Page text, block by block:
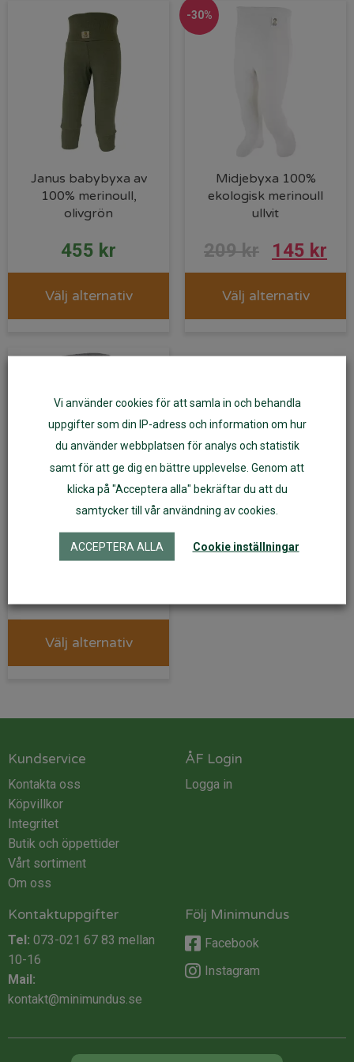
Janus babybyxa av
100% merinoull,
olivgrön
455 kr
Välj alternativ
-30%
Midjebyxa 100%
ekologisk merinoull
ullvit
209kr 145 kr
Välj alternativ
ekologisk merinoull
grå
Välj alternativ
Kundservice
Kontakta oss
Köpvillkor
Integritet
Butik och öppettider
Vårt sortiment
Om oss
ÅF Login
Logga in
Kontaktuppgifter
Tel: 073-021 67 83 mellan
10-16
Mail:
kontakt@minimundus.se
Följ Minimundus
Facebook
Instagram
Vi använder cookies för att samla in och behandla
uppgifter som din IP-adress och information om hur
du använder webbplatsen för analys och statistik
samt för att ge dig en bättre upplevelse. Genom att
klicka på "Acceptera alla" bekräftar du att du
samtycker till vår användning av cookies.
ACCEPTERA ALLA Cookie inställningar